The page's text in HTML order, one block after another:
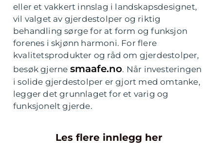
eller et vakkert innslag i landskapsdesignet,
vil valget av gjerdestolper og riktig
behandling sørge for at form og funksjon
forenes i skjønn harmoni. For flere
kvalitetsprodukter og råd om gjerdestolper,
besøk gjerne smaafe.no. Når investeringen
i solide gjerdestolper er gjort med omtanke,
legger det grunnlaget for et varig og
funksjonelt gjerde.
Les flere innlegg her